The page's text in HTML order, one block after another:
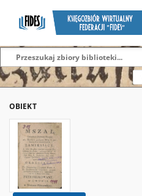
OBIEKT